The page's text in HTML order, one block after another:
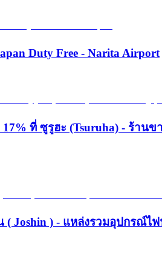
Duty Free - Narita Airport
ที่ ซูรูฮะ (Tsuruha) - ร้าน
( Joshin ) - แหล่งรวมอุปกรณ์